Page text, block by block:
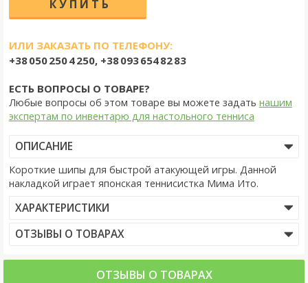
ИЛИ ЗАКАЗАТЬ ПО ТЕЛЕФОНУ:
+38 050 250 4 250, +38 093 654 82 83
ЕСТЬ ВОПРОСЫ О ТОВАРЕ?
Любые вопросы об этом товаре вы можете задать нашим
экспертам по инвентарю для настольного тенниса
ОПИСАНИЕ
Короткие шипы для быстрой атакующей игры. Данной
накладкой играет японская теннисистка Мима Ито.
ХАРАКТЕРИСТИКИ
ОТЗЫВЫ О ТОВАРАХ
ОТЗЫВЫ О ТОВАРАХ